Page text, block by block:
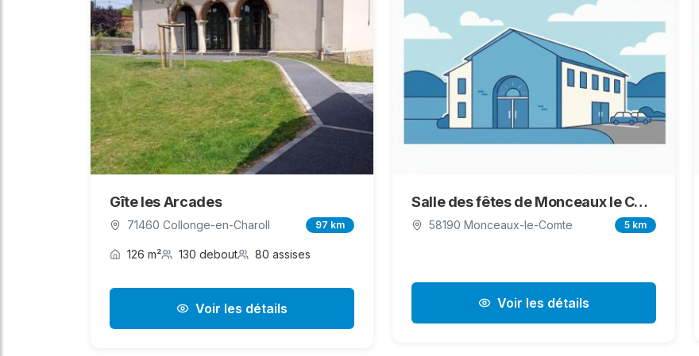
Gîte les Arcades
71460 Collonge-en-Charoll 97 km
126 m² 130 debout 80 assises
Voir les détails
Salle des fêtes de Monceaux le Comte
58190 Monceaux-le-Comte 5 km
Voir les détails